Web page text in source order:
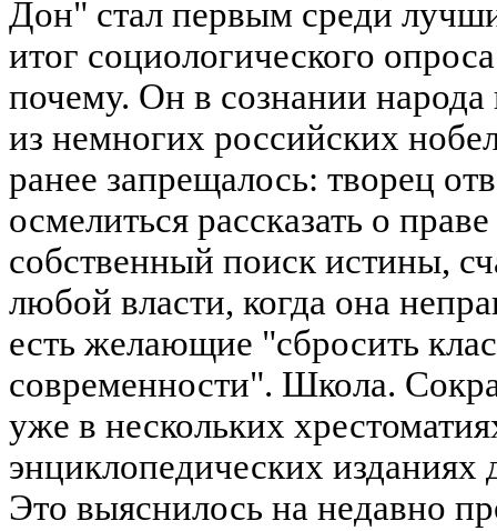
Дон" стал первым среди
итог социологического
почему. Он в сознании народа
из немногих российских
ранее запрещалось: творец
осмелиться рассказать о
собственный поиск истины,
любой власти, когда она
есть желающие "сбросить
современности". Школа.
уже в нескольких
энциклопедических изданиях
Это выяснилось на недавно